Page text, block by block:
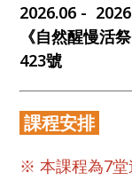
2026.06 -
《自然醒慢活
423號
課程安排
※ 本課程為7堂